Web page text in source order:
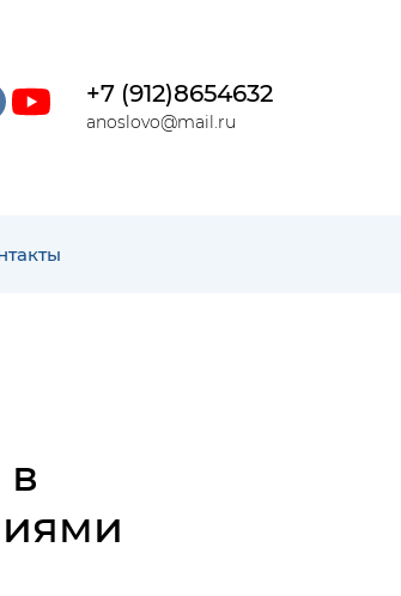
+7 (912)8654632
anoslovo@mail.ru